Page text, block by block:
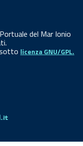
del Mar Ionio
licenza GNU/GPL.